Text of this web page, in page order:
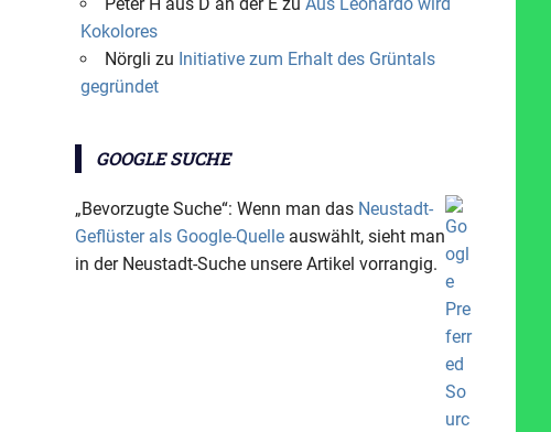
Kokolores
Nörgli zu Initiative zum Erhalt des Grüntals
gegründet
GOOGLE SUCHE
„Bevorzugte Suche“: Wenn man das Neustadt-
Geflüster als Google-Quelle auswählt, sieht man
in der Neustadt-Suche unsere Artikel vorrangig.